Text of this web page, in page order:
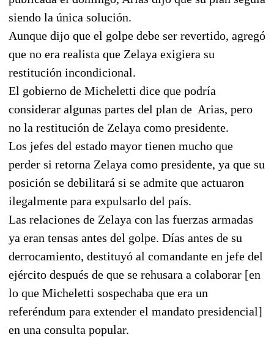
siendo la única solución.
Aunque dijo que el golpe debe ser revertido, agregó
que no era realista que Zelaya exigiera su
restitución incondicional.
El gobierno de Micheletti dice que podría
considerar algunas partes del plan de Arias, pero
no la restitución de Zelaya como presidente.
Los jefes del estado mayor tienen mucho que
perder si retorna Zelaya como presidente, ya que su
posición se debilitará si se admite que actuaron
ilegalmente para expulsarlo del país.
Las relaciones de Zelaya con las fuerzas armadas
ya eran tensas antes del golpe. Días antes de su
derrocamiento, destituyó al comandante en jefe del
ejército después de que se rehusara a colaborar [en
lo que Micheletti sospechaba que era un
referéndum para extender el mandato presidencial]
en una consulta popular.